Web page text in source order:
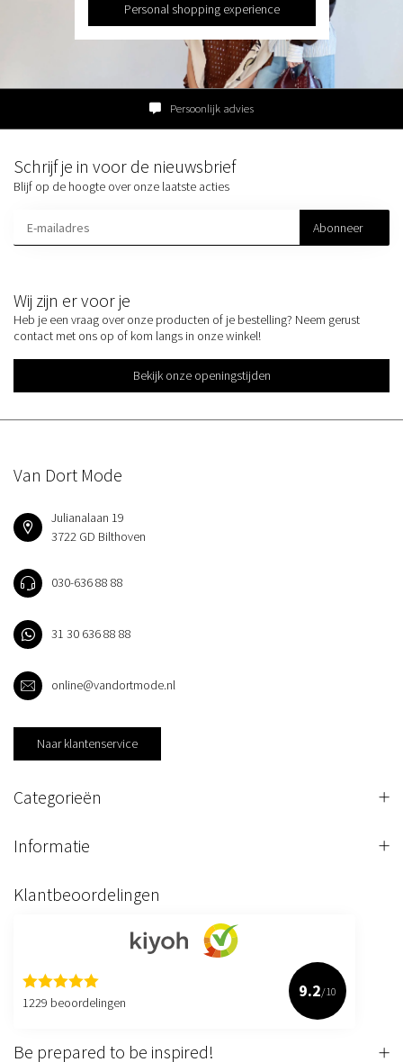
Personal shopping experience
Persoonlijk advies
Wij zijn er voor je
Heb je een vraag over onze producten of je bestelling? Neem gerust
contact met ons op of kom langs in onze winkel!
Bekijk onze openingstijden
Schrijf je in voor de nieuwsbrief
Blijf op de hoogte over onze laatste acties
Abonneer
Van Dort Mode
Julianalaan 19
3722 GD Bilthoven
030-636 88 88
31 30 636 88 88
online@vandortmode.nl
Naar klantenservice
Categorieën
Informatie
Klantbeoordelingen
1229 beoordelingen
9.2/10
Be prepared to be inspired!